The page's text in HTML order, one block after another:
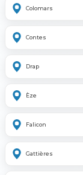
Colomars
Contes
Drap
Èze
Falicon
Gattières